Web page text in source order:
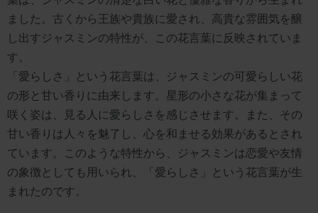
ました。古くから王族や貴族に愛され、高貴な雰囲気を醸
し出すジャスミンの特性が、この花言葉に反映されていま
す。
「愛らしさ」という花言葉は、ジャスミンの可愛らしい花
の形と甘い香りに由来します。星形の小さな花が集まって
咲く姿は、見る人に愛らしさを感じさせます。また、その
甘い香りは人々を魅了し、心を和ませる効果があるとされ
ています。このような特性から、ジャスミンは恋愛や友情
の象徴としても用いられ、「愛らしさ」という花言葉が生
まれたのです。